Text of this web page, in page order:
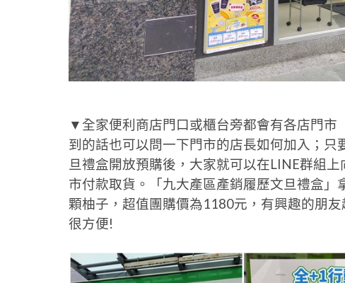
▼全家便利商店門口或櫃台旁都會有各店門市
到的話也可以問一下門市的店長如何加入；
旦禮盒開放預購後，大家就可以在LINE群組
市付款取貨。「九大產區產銷履歷文旦禮盒
顆柚子，超值團購價為1180元，有興趣的朋
很方便!